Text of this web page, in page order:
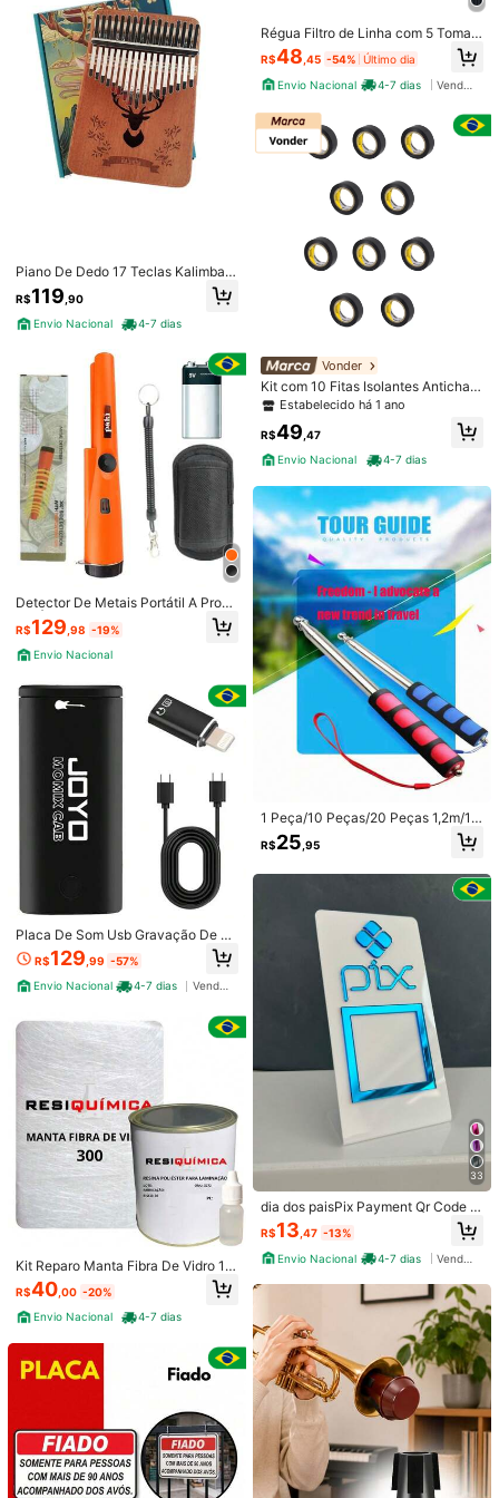
Piano De Dedo 17 Teclas Kalimba I
nstrumento Africano
R$119 ,90
Envio Nacional
4-7 dias
Detector De Metais Portátil A Prova
De Água Gp Pointer Ouro Com Bate
ria
R$129 ,98 -19%
Envio Nacional
Placa De Som Usb Gravação De Fo
ne De Ouvido Joyo Momix Cab
R$129 ,99 -57%
Envio Nacional
4-7 dias Vendedor Indicado
Kit Reparo Manta Fibra De Vidro 1.4
0x20 + 500gr De Resina
R$40 ,00 -20%
Envio Nacional
4-7 dias
Régua Filtro de Linha com 5 Tomad
as Extensão Elétrica 1 Universal 4
USB Bivolt 10A 110v/220v Cabo de
2 Metros type c
R$48 ,45 -54% Último dia
Envio Nacional
4-7 dias
Vonder
Kit com 10 Fitas Isolantes Anticham
as 19mm x 10m Preta Vonder - 1137
Estabelecido há 1 ano
R$49 ,47
Envio Nacional
4-7 dias
1 Peça/10 Peças/20 Peças 1,2m/1,6
m/2m Mastro de Bandeira Retrátil,
Mastro de Bandeira de Aço Inoxidá
spuma Grossa, Adequado para Dia
Nacional, Eventos Escolares, Passe
ios Outdoor e Mais
R$25 ,95
33
dia dos paisPix Payment Qr Code Pl
ate For Counter Table - Acrylic
R$13 ,47 -13%
Envio Nacional
4-7 dias